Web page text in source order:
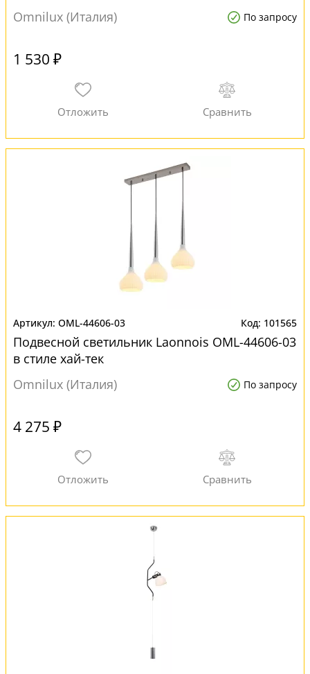
Omnilux (Италия)
По запросу
1 530 ₽
OML-44606-03 101565
Подвесной светильник Laonnois OML-44606-03
в стиле хай-тек
Omnilux (Италия)
По запросу
4 275 ₽